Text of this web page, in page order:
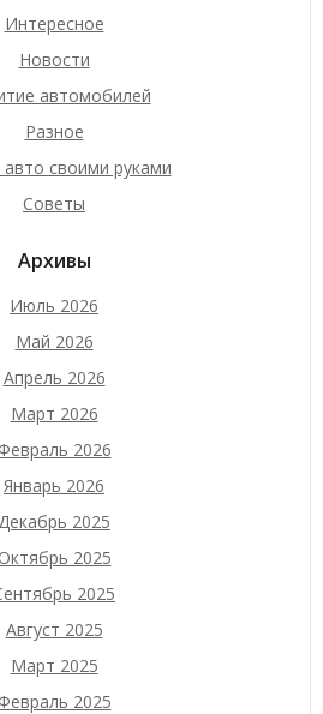
Интересное
Новости
автомобилей
Разное
своими руками
Советы
Архивы
Июль 2026
Май 2026
Апрель 2026
Март 2026
Февраль 2026
Январь 2026
2025
Октябрь 2025
2025
Август 2025
Март 2025
Февраль 2025